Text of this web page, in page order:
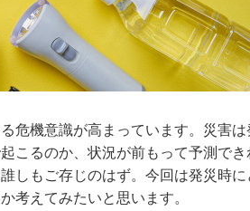
危機意識が高まっています。災害は
こるのか、状況が前もって予測でき
しもご存じのはず。今回は発災時に
考えてみたいと思います。